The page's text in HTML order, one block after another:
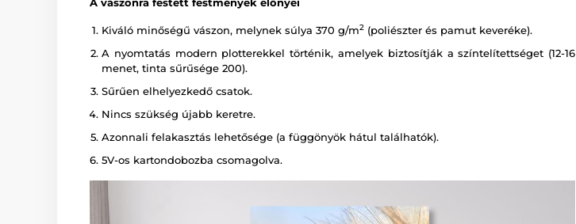
Kiváló minőségű vászon, melynek súlya 370 g/m2 (poliészter és pamut keveréke).
A nyomtatás modern plotterekkel történik, amelyek biztosítják a színtelítettséget (12-16
menet, tinta sűrűsége 200).
Sűrűen elhelyezkedő csatok.
Nincs szükség újabb keretre.
Azonnali felakasztás lehetősége (a függönyök hátul találhatók).
5V-os kartondobozba csomagolva.